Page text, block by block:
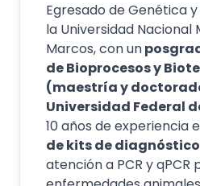
Egresado de Genética
la Universidad Nacional
Marcos, con un
de Bioprocesos y
(maestría y
Universidad Federal
10 años de experiencia
de kits de diagnóstico
atención a PCR y qPCR